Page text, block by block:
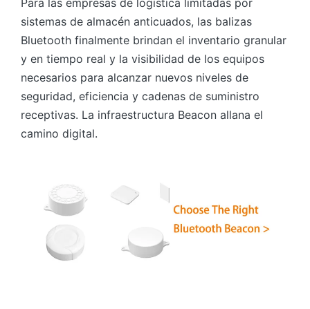
sistemas de almacén anticuados, las balizas
Bluetooth finalmente brindan el inventario granular
y en tiempo real y la visibilidad de los equipos
necesarios para alcanzar nuevos niveles de
seguridad, eficiencia y cadenas de suministro
receptivas. La infraestructura Beacon allana el
camino digital.